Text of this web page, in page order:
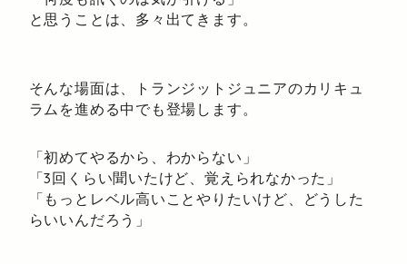
と思うことは、多々出てきます。
そんな場面は、トランジットジュニアのカリキュ
ラムを進める中でも登場します。
「初めてやるから、わからない」
「3回くらい聞いたけど、覚えられなかった」
「もっとレベル高いことやりたいけど、どうした
らいいんだろう」